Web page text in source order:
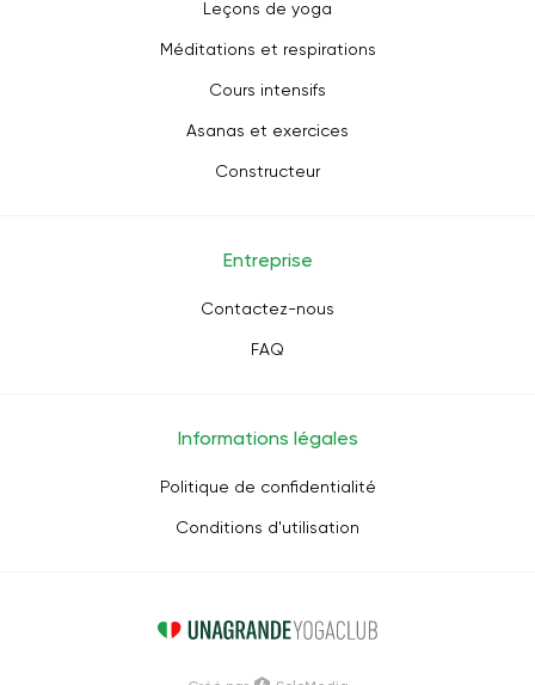
Leçons de yoga
Méditations et respirations
Cours intensifs
Asanas et exercices
Constructeur
Entreprise
Contactez-nous
FAQ
Informations légales
Politique de confidentialité
Conditions d'utilisation